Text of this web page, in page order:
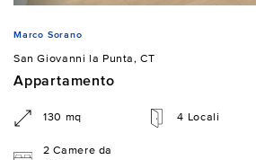
Marco Sorano
San Giovanni la Punta, CT
Appartamento
130 mq 4 Locali
2 Camere da